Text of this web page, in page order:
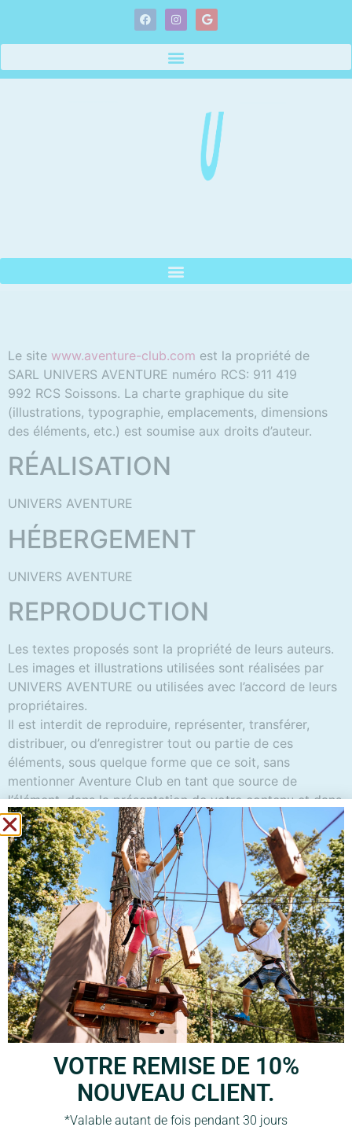
Le site www.aventure-club.com est la propriété de
SARL UNIVERS AVENTURE numéro RCS: 911 419
992 RCS Soissons. La charte graphique du site
(illustrations, typographie, emplacements, dimensions
des éléments, etc.) est soumise aux droits d’auteur.
RÉALISATION
UNIVERS AVENTURE
HÉBERGEMENT
UNIVERS AVENTURE
REPRODUCTION
Les textes proposés sont la propriété de leurs auteurs.
Les images et illustrations utilisées sont réalisées par
UNIVERS AVENTURE ou utilisées avec l’accord de leurs
propriétaires.
Il est interdit de reproduire, représenter, transférer,
distribuer, ou d’enregistrer tout ou partie de ces
éléments, sous quelque forme que ce soit, sans
mentionner Aventure Club en tant que source de
l’élément, dans la présentation de votre contenu et dans
la taille originale de la source.
DONNÉES PERSONNELLES
Les données personnelles collectées parwww.aventure-
club.comsont uniquement destinées à un usage interne.
En aucun cas, ces données ne seront communiquées ou
vendues à des tiers. Conformément à la législation
française, vous disposez d’un droit d’accès, de
modification, de rectification et de suppression des
données qui vous concernent.
COOKIES
Les « cookies » sont des petits fichiers que
l’administrateur d’un serveur installe sur votre ordinateur
et qui permettent de mémoriser des données relatives à
VOTRE REMISE DE 10%
NOUVEAU CLIENT.
*Valable autant de fois pendant 30 jours